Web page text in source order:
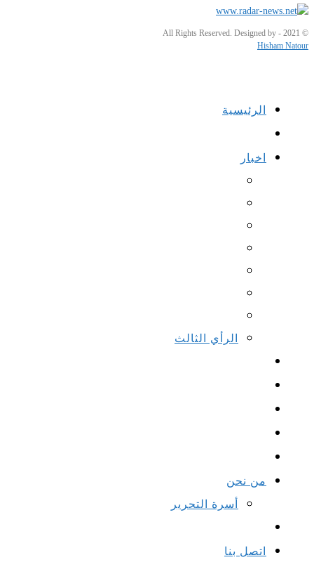
© 2021 - All Rights Reserved. Designed by
Hisham Natour
الرئيسية
اخبار
الرأي الثالث
من نحن
أسرة التحرير
اتصل بنا